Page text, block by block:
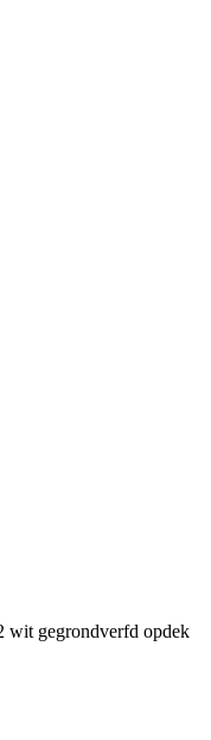
wit gegrondverfd opdek